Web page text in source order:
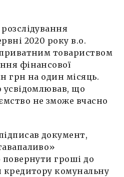
2020 року в.о.
товариством
фінансової
грн на один місяць.
усвідомлював, що
не зможе вчасно
документ,
повернути гроші до
кредитору комунальну